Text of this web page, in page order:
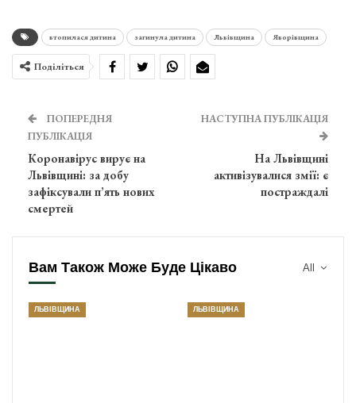
втопилася дитина загинула дитина Львівщина Яворівщина
Поділіться
ПОПЕРЕДНЯ
ПУБЛІКАЦІЯ
Коронавірус вирує на
Львівщині: за добу
зафіксували п’ять нових
смертей
НАСТУПНА ПУБЛІКАЦІЯ
На Львівщині
активізувалися змії: є
постраждалі
All
Вам Також Може Буде Цікаво
ЛЬВІВЩИНА ЛЬВІВЩИНА